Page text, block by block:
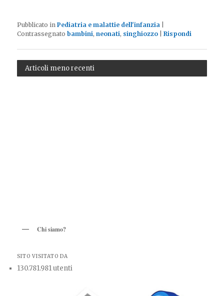
Pubblicato in Pediatria e malattie dell'infanzia
Contrassegnato bambini,neonati, singhiozzo |Rispondi
Articoli meno recenti
Chi siamo?
SITO VISITATO DA
130.781.981 utenti